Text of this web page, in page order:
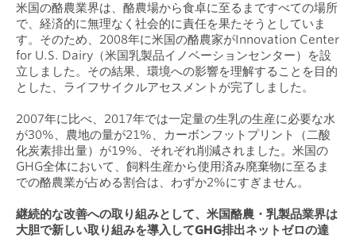
米国の酪農業界は、酪農場から食卓に至るまですべての場所
で、経済的に無理なく社会的に責任を果たそうとしていま
す。そのため、2008年に米国の酪農家がInnovation Center
for U.S. Dairy（米国乳製品イノベーションセンター）を設
立しました。その結果、環境への影響を理解することを目的
とした、ライフサイクルアセスメントが完了しました。
2007年に比べ、2017年では一定量の生乳の生産に必要な水
が30%、農地の量が21%、カーボンフットプリント（二酸
化炭素排出量）が19%、それぞれ削減されました。米国の
GHG全体において、飼料生産から使用済み廃棄物に至るま
での酪農業が占める割合は、わずか2%にすぎません。
継続的な改善への取り組みとして、米国酪農・乳製品業界は
大胆で新しい取り組みを導入してGHG排出ネットゼロの達